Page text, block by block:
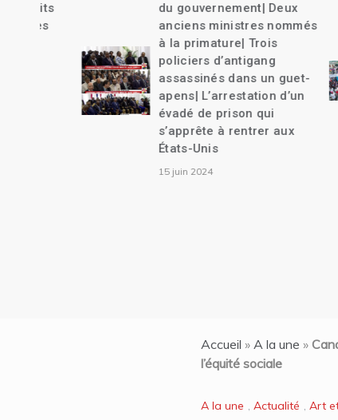
du gouvernement| Deux
anciens ministres nommés
à la primature| Trois
policiers d’antigang
assassinés dans un guet-
apens| L’arrestation d’un
évadé de prison qui
s’apprête à rentrer aux
États-Unis
15 juin 2024
Accueil » A la une »
l’équité sociale
A la une , Actualité , Art